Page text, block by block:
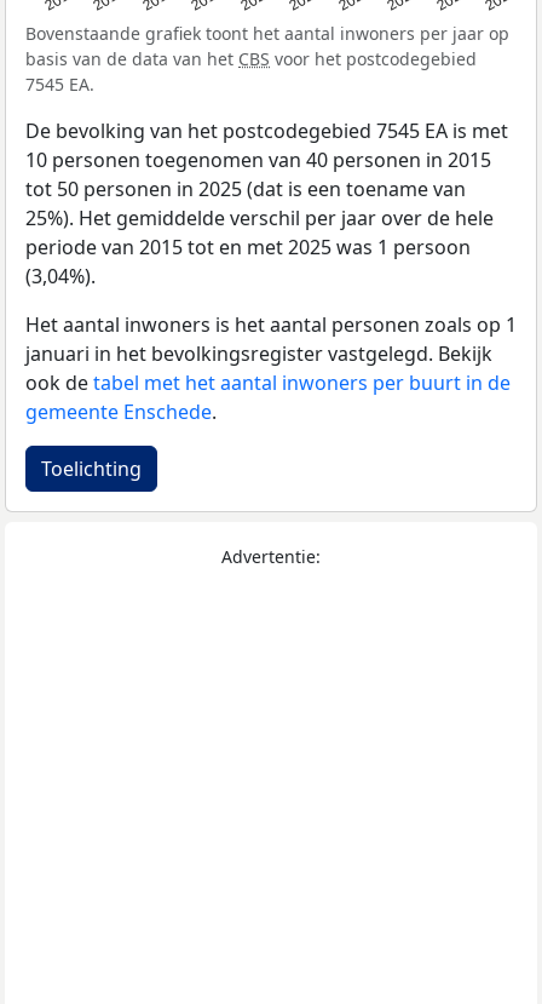
Bovenstaande grafiek toont het aantal inwoners per jaar op
basis van de data van het CBS voor het postcodegebied
7545 EA.
De bevolking van het postcodegebied 7545 EA is met
10 personen toegenomen van 40 personen in 2015
tot 50 personen in 2025 (dat is een toename van
25%). Het gemiddelde verschil per jaar over de hele
periode van 2015 tot en met 2025 was 1 persoon
(3,04%).
Het aantal inwoners is het aantal personen zoals op 1
januari in het bevolkingsregister vastgelegd. Bekijk
ook detabel met het aantal inwoners per buurt in de
gemeente Enschede.
Toelichting
Advertentie: